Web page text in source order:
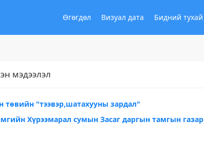
Өгөгдөл Визуал дата Бидний тухай
мэдээлэл
төвийн "тээвэр,шатахууны зардал"
Хүрээмарал сумын Засаг даргын тамгын газар